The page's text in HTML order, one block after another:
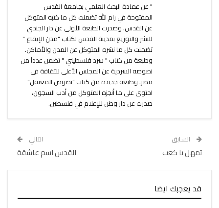
" عن عمادة البحث العلمي بجامعة القدس
المفتوحة في رام الله تضمنت كل ما كتبه المتوكل
عن القدس. وصدرت الطبعة الأولى عن دار الجندي
للنشر والتوزيع بمدينة القدس لكتاب "مدن الإيقاع "
تضمنت كل ما نشره المتوكل عن المدن والأماكن.
وطبعة من كتاب " سرد فلسطيني " تضمن عدداً من
نصوصه السردية عن المجلس الأعلى للثقافة في
مصر. وطبعة جديدة من كتاب "نصوص المعتقل"
احتوى على ما أنجزه المتوكل من أدب السجون،
صدرت عن دار وطن للإعلام في فلسطين.
السابق
تمهل يا كعب
التالي
القدس اسم عاشقة
قد يعجبك ايضا